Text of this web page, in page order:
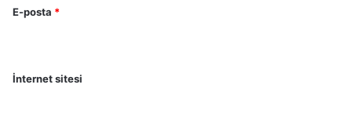
E-posta *
İnternet sitesi